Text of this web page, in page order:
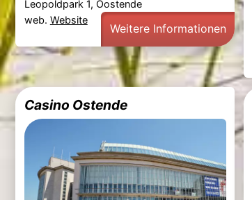
Leopoldpark 1, Oostende
web. Website
Weitere Informationen
Casino Ostende